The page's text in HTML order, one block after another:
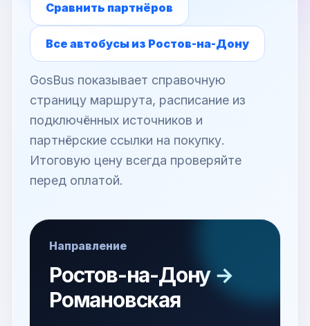
Сравнить партнёров
Все автобусы из Ростов-на-Дону
GosBus показывает справочную
страницу маршрута, расписание из
подключённых источников и
партнёрские ссылки на покупку.
Итоговую цену всегда проверяйте
перед оплатой.
Направление
Ростов-на-Дону →
Романовская